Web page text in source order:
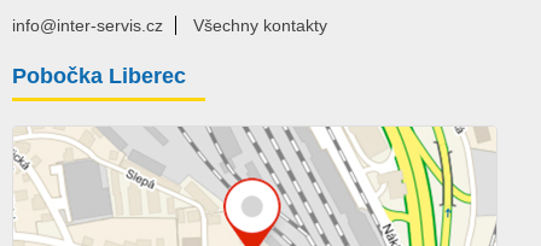
info@inter-servis.cz
Všechny kontakty
Pobočka Liberec